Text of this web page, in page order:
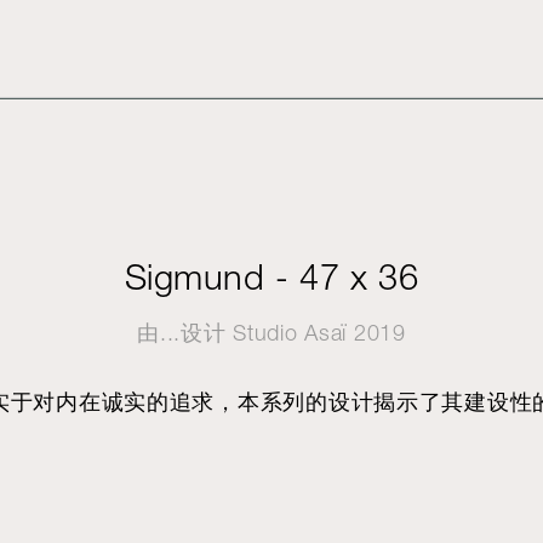
Sigmund - 47 x 36
由...设计 Studio Asaï 2019
于对内在诚实的追求，本系列的设计揭示了其建设性